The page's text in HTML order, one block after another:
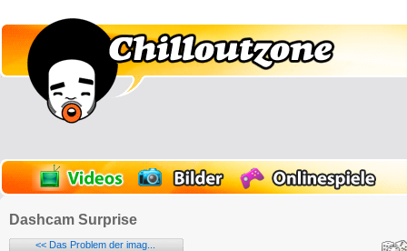
Dashcam Surprise
<< Das Problem der imag...